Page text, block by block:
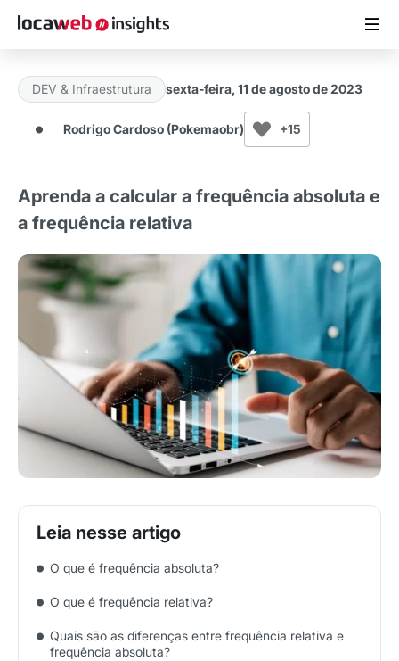
ARTIGOS
ESTUDOS
CASES DE SUCESSO
LOCAWEB.COM.BR
DEV & Infraestrutura sexta-feira, 11 de agosto de 2023
Rodrigo Cardoso (Pokemaobr) +15
Aprenda a calcular a frequência absoluta e
a frequência relativa
O que é frequência absoluta?
O que é frequência relativa?
Quais são as diferenças entre frequência relativa e
frequência absoluta?